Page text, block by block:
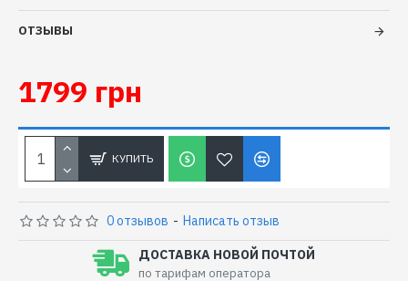
ОТЗЫВЫ
0 отзывов - Написать отзыв
1799 грн
КУПИТЬ
ДОСТАВКА НОВОЙ ПОЧТОЙ
по тарифам оператора